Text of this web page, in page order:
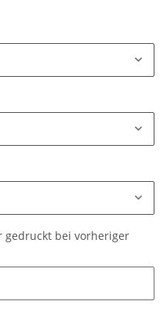
gedruckt bei vorheriger